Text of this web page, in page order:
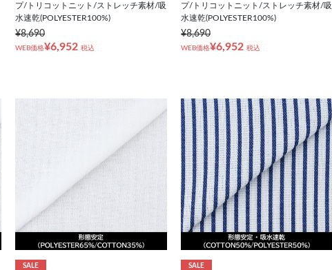
プ/トリコットニット/ストレッチ素材/吸
水速乾(POLYESTER100%)
¥8,690
WEB価格¥6,952 税込
プ/トリコットニット/ストレッチ素材/吸
水速乾(POLYESTER100%)
¥8,690
WEB価格¥6,952 税込
SALE SALE